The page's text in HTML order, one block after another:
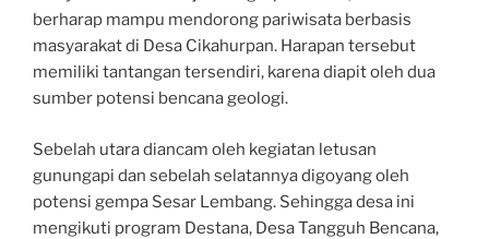
berharap mampu mendorong pariwisata berbasis
masyarakat di Desa Cikahurpan. Harapan tersebut
memiliki tantangan tersendiri, karena diapit oleh dua
sumber potensi bencana geologi.
Sebelah utara diancam oleh kegiatan letusan
gunungapi dan sebelah selatannya digoyang oleh
potensi gempa Sesar Lembang. Sehingga desa ini
mengikuti program Destana, Desa Tangguh Bencana,